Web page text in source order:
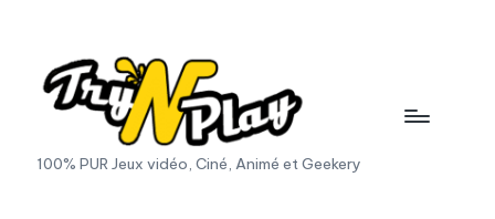
content
T
100% PUR Jeux vidéo, Ciné, Animé et Geekery